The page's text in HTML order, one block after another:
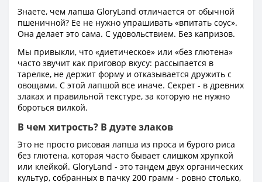
Знаете, чем лапша GloryLand отличается от обычной
пшеничной? Ее не нужно упрашивать «впитать соус».
Она делает это сама. С удовольствием. Без капризов.
Мы привыкли, что «диетическое» или «без глютена»
часто звучит как приговор вкусу: рассыпается в
тарелке, не держит форму и отказывается дружить с
овощами. С этой лапшой все иначе. Секрет - в древних
злаках и правильной текстуре, за которую не нужно
бороться вилкой.
В чем хитрость? В дуэте злаков
Это не просто рисовая лапша из проса и бурого риса
без глютена, которая часто бывает слишком хрупкой
или клейкой. GloryLand - это тандем двух органических
культур, собранных в пачку 200 грамм - ровно столько,